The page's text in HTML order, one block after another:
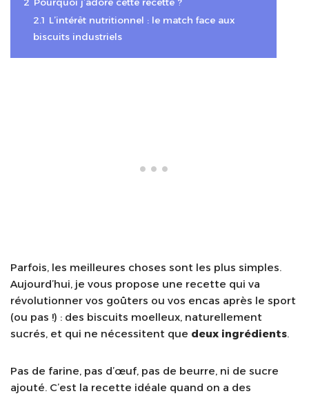
2.1 L’intérêt nutritionnel : le match face aux
biscuits industriels
Parfois, les meilleures choses sont les plus simples.
Aujourd’hui, je vous propose une recette qui va
révolutionner vos goûters ou vos encas après le sport
(ou pas !) : des biscuits moelleux, naturellement
sucrés, et qui ne nécessitent que deux ingrédients.
Pas de farine, pas d’œuf, pas de beurre, ni de sucre
ajouté. C’est la recette idéale quand on a des